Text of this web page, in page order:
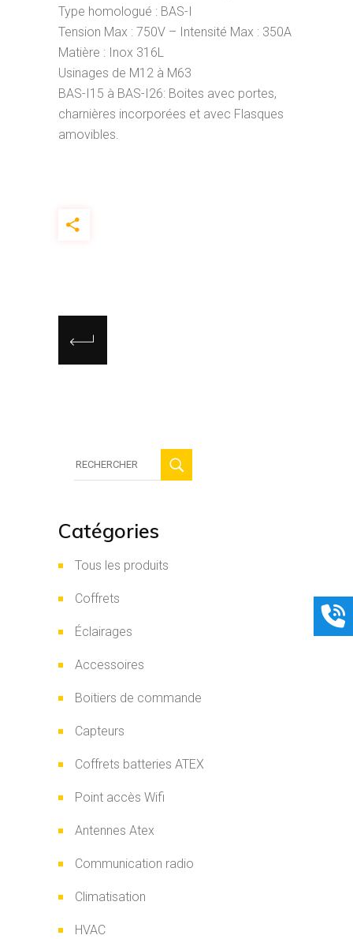
Type homologué : BAS-I
Tension Max : 750V – Intensité Max : 350A
Matière : Inox 316L
Usinages de M12 à M63
BAS-I15 à BAS-I26: Boites avec portes,
charnières incorporées et avec Flasques
amovibles.
Catégories
Tous les produits
Coffrets
Éclairages
Accessoires
Boitiers de commande
Capteurs
Coffrets batteries ATEX
Point accès Wifi
Antennes Atex
Communication radio
Climatisation
HVAC